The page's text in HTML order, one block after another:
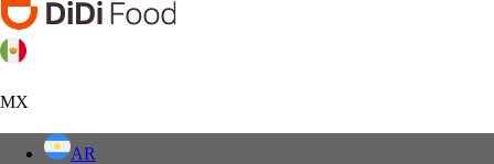
MX
AR